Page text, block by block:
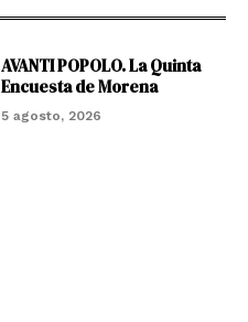
AVANTI POPOLO. La Quinta
Encuesta de Morena
5 agosto, 2026